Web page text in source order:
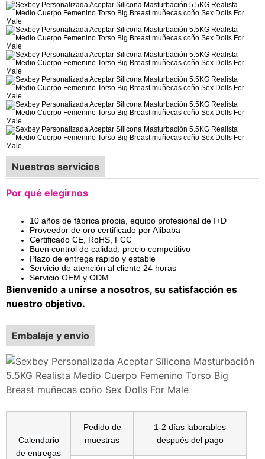
Nuestros servicios
Por qué elegirnos
10 años de fábrica propia, equipo profesional de I+D
Proveedor de oro certificado por Alibaba
Certificado CE, RoHS, FCC
Buen control de calidad, precio competitivo
Plazo de entrega rápido y estable
Servicio de atención al cliente 24 horas
Servicio OEM y ODM
Bienvenido a unirse a nosotros, su satisfacción es
nuestro objetivo.
Embalaje y envío
Calendario
de entregas
Pedido de
muestras
1-2 días laborables
después del pago